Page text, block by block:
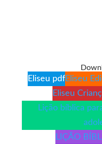
Eliseu pdfEliseu
Eliseu
Lição bíblica
LIÇÃO